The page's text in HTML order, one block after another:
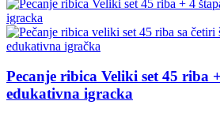
Pecanje ribica Veliki set 45 riba
edukativna igracka